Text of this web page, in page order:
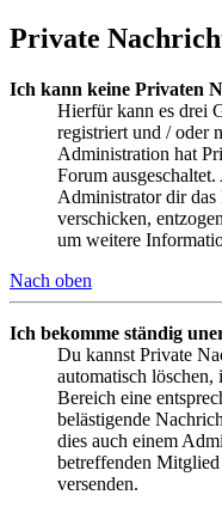
Private
Ich kann keine Privaten
Hierfür kann es drei
registriert und / oder
Administration hat
Forum
Administrator dir das
verschicken,
um weitere
Nach oben
Ich bekomme ständig
Du kannst Private
automatisch
Bereich eine
belästigende
dies auch einem
betreffenden
versenden.